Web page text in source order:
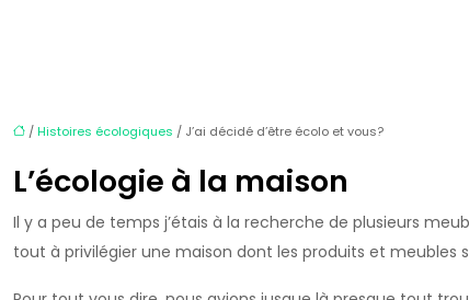
/Histoires écologiques / J’ai décidé d’être écolo et vous?
L’écologie à la maison
Il y a peu de temps j’étais à la recherche de plusieurs
tout à privilégier une maison dont les produits et meubles